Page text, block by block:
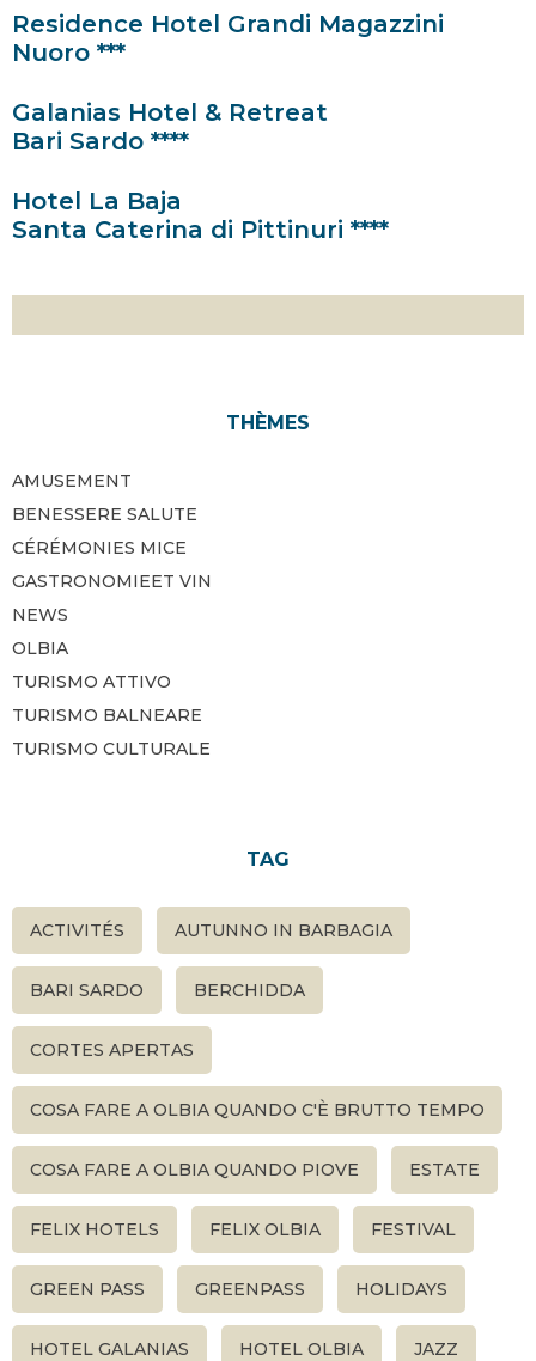
Residence Hotel Grandi Magazzini
Nuoro ***
Galanias Hotel & Retreat
Bari Sardo ****
Hotel La Baja
Santa Caterina di Pittinuri ****
THÈMES
AMUSEMENT
BENESSERE SALUTE
CÉRÉMONIES MICE
GASTRONOMIEET VIN
NEWS
OLBIA
TURISMO ATTIVO
TURISMO BALNEARE
TURISMO CULTURALE
TAG
ACTIVITÉS AUTUNNO IN BARBAGIA
BARI SARDO BERCHIDDA
CORTES APERTAS
COSA FARE A OLBIA QUANDO C'È BRUTTO TEMPO
COSA FARE A OLBIA QUANDO PIOVE ESTATE
FELIX HOTELS FELIX OLBIA FESTIVAL
GREEN PASS GREENPASS HOLIDAYS
HOTEL GALANIAS HOTEL OLBIA JAZZ